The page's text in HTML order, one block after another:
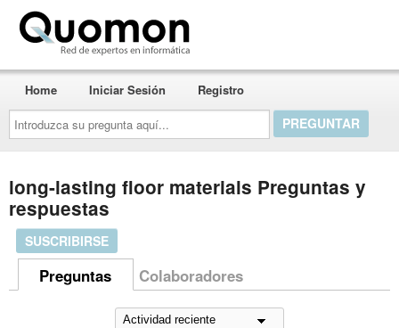
Introduzca
su
pregunta
aquí...
Home Iniciar Sesión Registro
long-lasting floor materials Preguntas y
respuestas
SUSCRIBIRSE
Preguntas Colaboradores